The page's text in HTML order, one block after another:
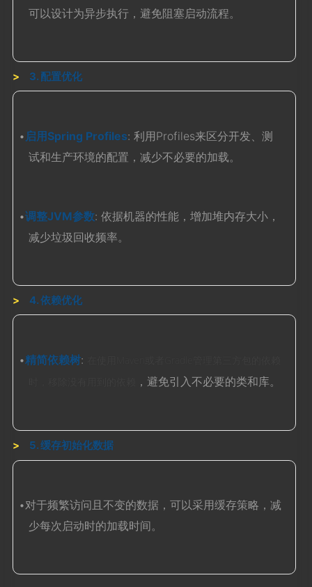
可以设计为异步执行，避免阻塞启动流程。
3. 配置优化
• 启用Spring Profiles: 利用Profiles来区分开发、测
试和生产环境的配置，减少不必要的加载。
•调整JVM参数: 依据机器的性能，增加堆内存大小，
减少垃圾回收频率。
4. 依赖优化
•精简依赖树:
，避免引入不必要的类和库。
5. 缓存初始化数据
•对于频繁访问且不变的数据，可以采用缓存策略，减
少每次启动时的加载时间。